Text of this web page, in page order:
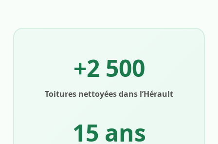
+2 500
Toitures nettoyées dans l’Hérault
15 ans